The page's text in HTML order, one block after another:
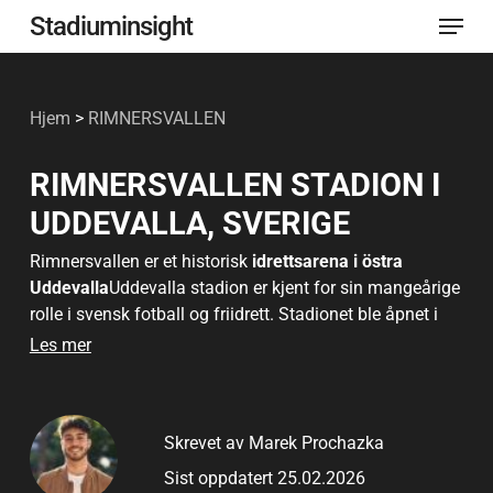
til
Stadiuminsight Meny
Hjem > RIMNERSVALLEN
RIMNERSVALLEN STADION I
UDDEVALLA, SVERIGE
Rimnersvallen er et historisk idrettsarena i östra
UddevallaUddevalla stadion er kjent for sin mangeårige
rolle i svensk fotball og friidrett. Stadionet ble åpnet i
1923 og ligger i hjertet av østlige Uddevalla, og er en av
fra lokale fotballkamper til internasjonale kamper,
inkludert to kamper under FIFA World Cup i 1958.
Les mer
Skrevet av Marek Prochazka
Sist oppdatert 25.02.2026